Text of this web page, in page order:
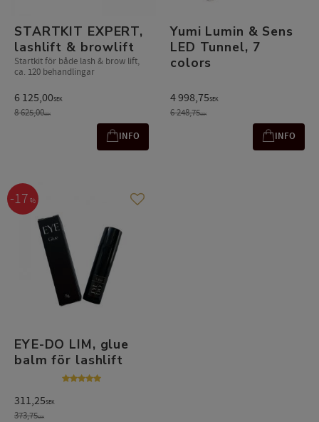
STARTKIT EXPERT,
lashlift & browlift
Startkit för både lash & brow lift,
ca. 120 behandlingar
6 125,00SEK
8 625,00SEK
INFO
Yumi Lumin & Sens
LED Tunnel, 7
colors
4 998,75SEK
6 248,75SEK
INFO
EYE-DO LIM, glue
balm för lashlift
311,25SEK
373,75SEK
17 % Gem som favorit